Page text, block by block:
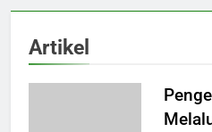
Artikel